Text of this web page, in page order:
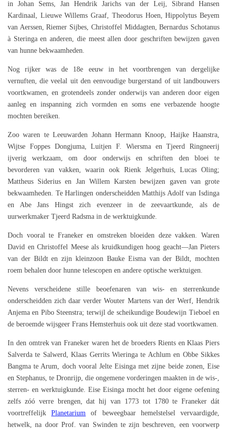
in Johan Sems, Jan Hendrik Jarichs van der Leij, Sibrand Hansen
Kardinaal, Lieuwe Willems Graaf, Theodorus Hoen, Hippolytus Beyem
van Aerssen, Riemer Sijbes, Christoffel Middagten, Bernardus Schotanus
à Steringa en anderen, die meest allen door geschriften bewijzen gaven
van hunne bekwaamheden.
Nog rijker was de 18e eeuw in het voortbrengen van dergelijke
vernuften, die veelal uit den eenvoudige burgerstand of uit landbouwers
voortkwamen, en grotendeels zonder onderwijs van anderen door eigen
aanleg en inspanning zich vormden en soms ene verbazende hoogte
mochten bereiken.
Zoo waren te Leeuwarden Johann Hermann Knoop, Haijke Haanstra,
Wijtse Foppes Dongjuma, Luitjen F. Wiersma en Tjeerd Ringneerij
ijverig werkzaam, om door onderwijs en schriften den bloei te
bevorderen van vakken, waarin ook Rienk Jelgerhuis, Lucas Oling;
Mattheus Siderius en Jan Willem Karsten bewijzen gaven van grote
bekwaamheden. Te Harlingen onderscheidden Matthijs Adolf van Isdinga
en Abe Jans Hingst zich evenzeer in de zeevaartkunde, als de
uurwerkmaker Tjeerd Radsma in de werktuigkunde.
Doch vooral te Franeker en omstreken bloeiden deze vakken. Waren
David en Christoffel Meese als kruidkundigen hoog geacht—Jan Pieters
van der Bildt en zijn kleinzoon Bauke Eisma van der Bildt, mochten
roem behalen door hunne telescopen en andere optische werktuigen.
Nevens verscheidene stille beoefenaren van wis- en sterrenkunde
onderscheidden zich daar verder Wouter Martens van der Werf, Hendrik
Anjema en Pibo Steenstra; terwijl de scheikundige Boudewijn Tieboel en
de beroemde wijsgeer Frans Hemsterhuis ook uit deze stad voortkwamen.
In den omtrek van Franeker waren het de broeders Rients en Klaas Piers
Salverda te Salwerd, Klaas Gerrits Wieringa te Achlum en Obbe Sikkes
Bangma te Arum, doch vooral Jelte Eisinga met zijne beide zonen, Eise
en Stephanus, te Dronrijp, die ongemene vorderingen maakten in de wis-,
sterren- en werktuigkunde. Eise Eisinga mocht het door eigene oefening
zelfs zóó verre brengen, dat hij van 1773 tot 1780 te Franeker dát
voortreffelijkPlanetarium of beweegbaar hemelstelsel vervaardigde,
hetwelk, na door Prof. van Swinden te zijn beschreven, een voorwerp